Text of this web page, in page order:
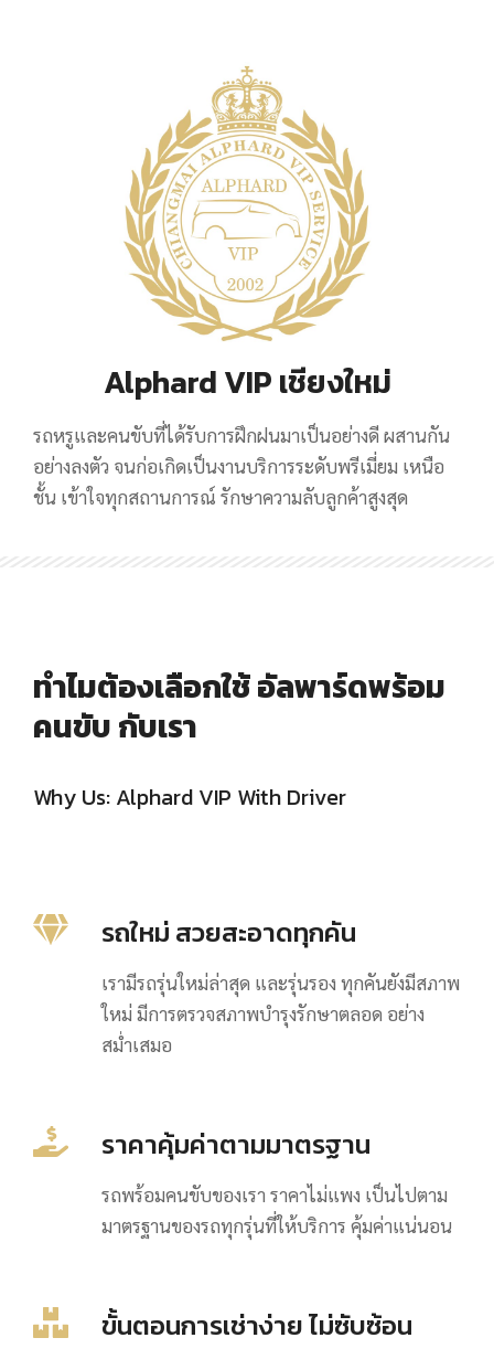
Alphard VIP เชียงใหม่
รถหรูและคนขับที่ได้รับการฝึกฝนมาเป็นอย่างดี ผสานกัน
อย่างลงตัว จนก่อเกิดเป็นงานบริการระดับพรีเมี่ยม เหนือ
ชั้น เข้าใจทุกสถานการณ์ รักษาความลับลูกค้าสูงสุด
ทำไมต้องเลือกใช้ อัลพาร์ดพร้อม
คนขับ กับเรา
Why Us: Alphard VIP With Driver
รถใหม่ สวยสะอาดทุกคัน
เรามีรถรุ่นใหม่ล่าสุด และรุ่นรอง ทุกคันยังมีสภาพ
ใหม่ มีการตรวจสภาพบำรุงรักษาตลอด อย่าง
สม่ำเสมอ
ราคาคุ้มค่าตามมาตรฐาน
รถพร้อมคนขับของเรา ราคาไม่แพง เป็นไปตาม
มาตรฐานของรถทุกรุ่นที่ให้บริการ คุ้มค่าแน่นอน
ขั้นตอนการเช่าง่าย ไม่ซับซ้อน